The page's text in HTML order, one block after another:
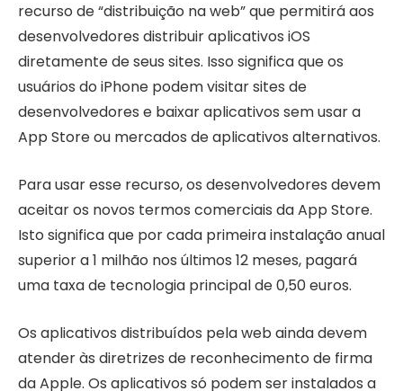
recurso de “distribuição na web” que permitirá aos
desenvolvedores distribuir aplicativos iOS
diretamente de seus sites. Isso significa que os
usuários do iPhone podem visitar sites de
desenvolvedores e baixar aplicativos sem usar a
App Store ou mercados de aplicativos alternativos.
Para usar esse recurso, os desenvolvedores devem
aceitar os novos termos comerciais da App Store.
Isto significa que por cada primeira instalação anual
superior a 1 milhão nos últimos 12 meses, pagará
uma taxa de tecnologia principal de 0,50 euros.
Os aplicativos distribuídos pela web ainda devem
atender às diretrizes de reconhecimento de firma
da Apple. Os aplicativos só podem ser instalados a